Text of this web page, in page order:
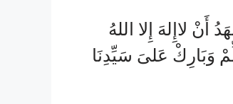
لاإِلهَ إِلا اللهُ
وَبَارِكْ عَلىَ سَيِّدِنَا